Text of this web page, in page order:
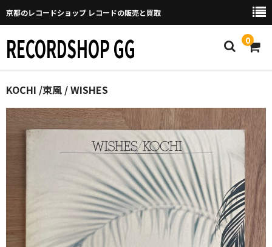
京都のレコードショップ レコードの販売と買取
RECORDSHOP GG 0
Home
マイページ
GGについて
取り置きなどについて
Categories
New Arrivals
KOCHI /東風 / WISHES